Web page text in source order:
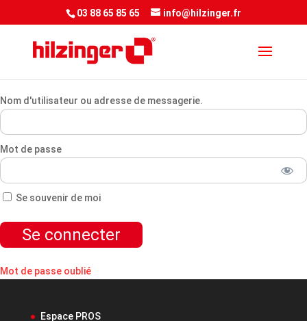
<script> jQuery(document).ready(function() { var downloadButton =
jQuery('.et-download-button');
downloadButton.each(function(index) {
jQuery(this).attr('download', ''); }); }); </script&gt
03 88 65 85 65 info@hilzinger.fr
Nom d'utilisateur ou adresse de messagerie.
Mot de passe
Se souvenir de moi
Mot de passe oublié
Espace PROS